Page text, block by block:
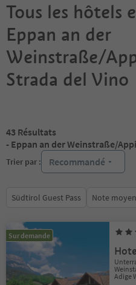
Tous les hôtels
Eppan an der
Weinstraße/
Strada del Vino
43 Résultats
- Eppan an der Weinstraße/
Trier par : Recommandé
Südtirol Guest Pass Note
Sur demande
Adige